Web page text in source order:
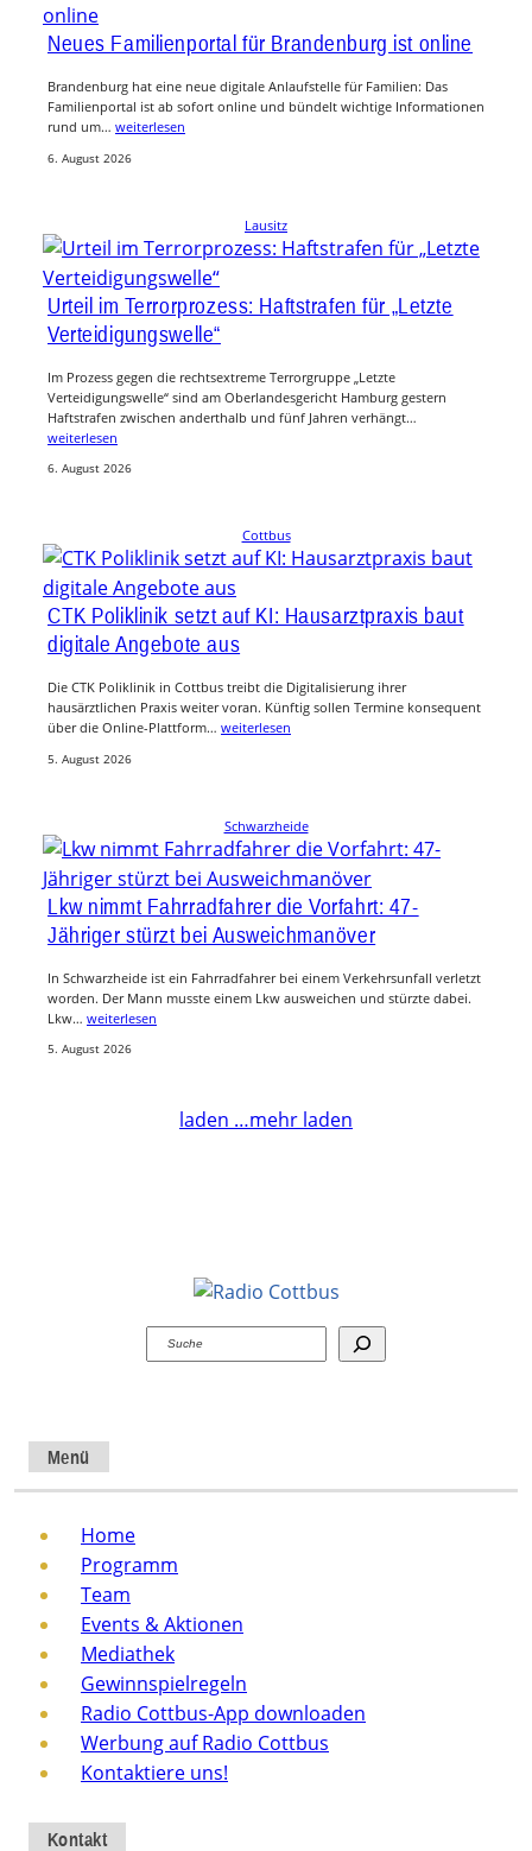
Neues Familienportal für Brandenburg ist online
Brandenburg hat eine neue digitale Anlaufstelle für Familien: Das
Familienportal ist ab sofort online und bündelt wichtige Informationen
rund um… weiterlesen
6. August 2026
Lausitz
Urteil im Terrorprozess: Haftstrafen für „Letzte
Verteidigungswelle“
Im Prozess gegen die rechtsextreme Terrorgruppe „Letzte
Verteidigungswelle“ sind am Oberlandesgericht Hamburg gestern
Haftstrafen zwischen anderthalb und fünf Jahren verhängt…
weiterlesen
6. August 2026
Cottbus
CTK Poliklinik setzt auf KI: Hausarztpraxis baut
digitale Angebote aus
Die CTK Poliklinik in Cottbus treibt die Digitalisierung ihrer
hausärztlichen Praxis weiter voran. Künftig sollen Termine konsequent
über die Online-Plattform… weiterlesen
5. August 2026
Schwarzheide
Lkw nimmt Fahrradfahrer die Vorfahrt: 47-
Jähriger stürzt bei Ausweichmanöver
In Schwarzheide ist ein Fahrradfahrer bei einem Verkehrsunfall verletzt
worden. Der Mann musste einem Lkw ausweichen und stürzte dabei.
Lkw… weiterlesen
5. August 2026
laden …mehr laden
Suchen
Menü
Home
Programm
Team
Events & Aktionen
Mediathek
Gewinnspielregeln
Radio Cottbus-App downloaden
Werbung auf Radio Cottbus
Kontaktiere uns!
Kontakt